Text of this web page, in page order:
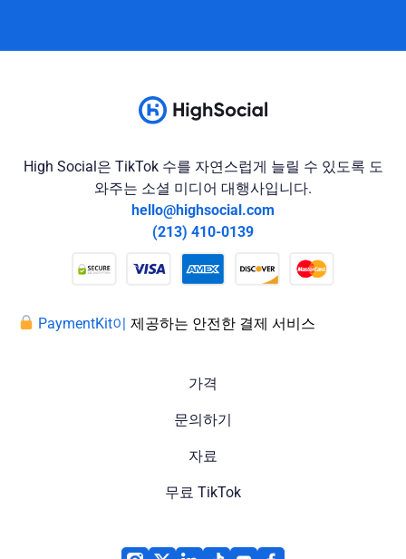
High Social은 TikTok 수를 자연스럽게 늘릴 수 있도록 도
와주는 소셜 미디어 대행사입니다.
hello@highsocial.com
(213) 410-0139
PaymentKit이 제공하는 안전한 결제 서비스
가격
문의하기
자료
무료 TikTok